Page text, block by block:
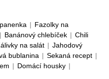
| Fazolky na
| Banánový chlebíček | Chili
na salát | Jahodový
bublanina | Sekaná recept |
| Domácí housky |